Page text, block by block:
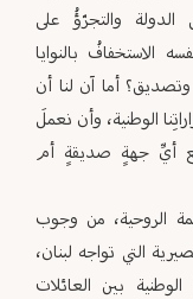
الدولة والتجرّؤُ على
الاستخفافُ بالنوايا
وتصديق؟ أما آن لنا أن
الوطنية، وأن نعملَ
مع أيِّ جهةٍ صديقةٍ أم
الروحية، من وجوب
التي تواجه لبنان،
بين العائلات